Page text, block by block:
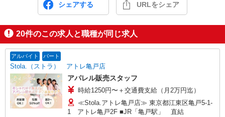
シェアする URLをシェア
20件のこの求人と職種が同じ求人
アルバイト パート
Stola.（ストラ） アトレ亀戸店
アパレル販売スタッフ
時給1250円〜＋交通費支給（月2万円迄）
≪Stola.アトレ亀戸店≫ 東京都江東区亀戸5-1-
1 アトレ亀戸2F ■JR「亀戸駅」 直結